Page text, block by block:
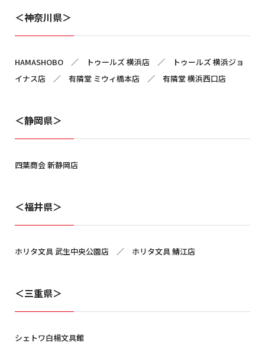
＜神奈川県＞
HAMASHOBO ／ トゥールズ 横浜店 ／ トゥールズ 横浜ジョ
イナス店 ／ 有隣堂 ミウィ橋本店 ／ 有隣堂 横浜西口店
＜静岡県＞
四葉商会 新静岡店
＜福井県＞
ホリタ文具 武生中央公園店 ／ ホリタ文具 鯖江店
＜三重県＞
シェトワ白楊文具館